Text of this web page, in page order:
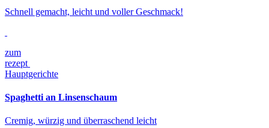
Schnell gemacht, leicht und voller Geschmack!
zum
rezept
Hauptgerichte
Spaghetti an Linsenschaum
Cremig, würzig und überraschend leicht